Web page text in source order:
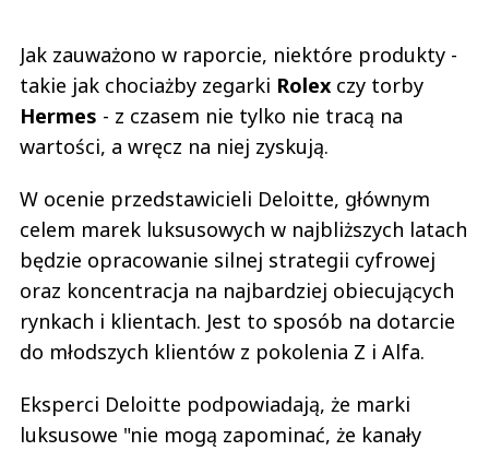
Jak zauważono w raporcie, niektóre produkty -
takie jak chociażby zegarki Rolex czy torby
Hermes - z czasem nie tylko nie tracą na
wartości, a wręcz na niej zyskują.
W ocenie przedstawicieli Deloitte, głównym
celem marek luksusowych w najbliższych latach
będzie opracowanie silnej strategii cyfrowej
oraz koncentracja na najbardziej obiecujących
rynkach i klientach. Jest to sposób na dotarcie
do młodszych klientów z pokolenia Z i Alfa.
Eksperci Deloitte podpowiadają, że marki
luksusowe "nie mogą zapominać, że kanały